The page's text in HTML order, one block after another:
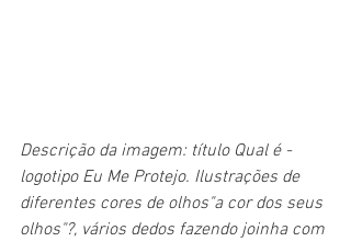
Descrição da imagem: título Qual é -
logotipo Eu Me Protejo. Ilustrações de
diferentes cores de olhos"a cor dos seus
olhos"?, vários dedos fazendo joinha com